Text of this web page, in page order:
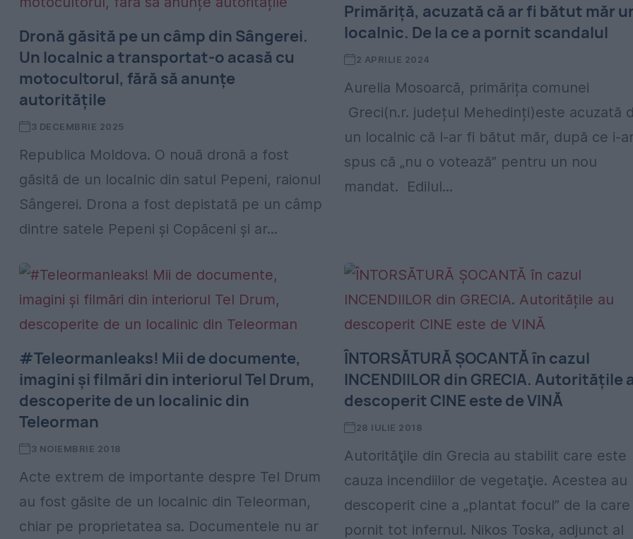
Dronă găsită pe un câmp din Sângerei.
Un localnic a transportat-o acasă cu
motocultorul, fără să anunțe
autoritățile
3 DECEMBRIE 2025
Republica Moldova. O nouă dronă a fost
găsită de un localnic din satul Pepeni, raionul
Sângerei. Drona a fost depistată pe un câmp
dintre satele Pepeni și Copăceni și ar...
Primăriță, acuzată că ar fi bătut măr
localnic. De la ce a pornit scandalul
2 APRILIE 2024
Aurelia Mosoarcă, primărița comunei
Greci(n.r. județul Mehedinți)este acuzată
un localnic că l-ar fi bătut măr, după ce i-
spus că „nu o votează” pentru un nou
mandat. Edilul...
#Teleormanleaks! Mii de documente,
imagini și filmări din interiorul Tel Drum,
descoperite de un localinic din
Teleorman
3 NOIEMBRIE 2018
Acte extrem de importante despre Tel Drum
au fost găsite de un localnic din Teleorman,
chiar pe proprietatea sa. Documentele nu ar
ÎNTORSĂTURĂ ȘOCANTĂ în cazul
INCENDIILOR din GRECIA. Autoritățile
descoperit CINE este de VINĂ
28 IULIE 2018
Autorităţile din Grecia au stabilit care este
cauza incendiilor de vegetaţie. Acestea au
descoperit cine a „plantat focul” de la care
pornit tot infernul. Nikos Toska, adjunct al